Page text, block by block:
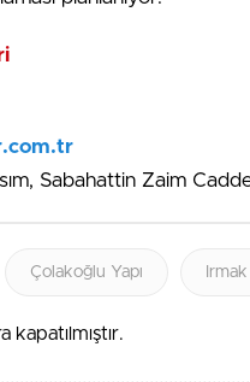
Sabahattin Zaim
Çolakoğlu Yapı
kapatılmıştır.